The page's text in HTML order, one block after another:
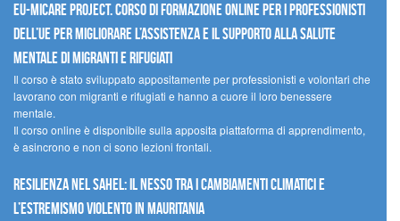
EU-MiCare Project. Corso di formazione online per i professionisti
dell’UE per migliorare l’assistenza e il supporto alla salute
mentale di migranti e rifugiati
Il corso è stato sviluppato appositamente per professionisti e volontari che
lavorano con migranti e rifugiati e hanno a cuore il loro benessere
mentale.
Il corso online è disponibile sulla apposita piattaforma di apprendimento,
è asincrono e non ci sono lezioni frontali.
Resilienza nel Sahel: il nesso tra i cambiamenti climatici e
l’estremismo violento in Mauritania